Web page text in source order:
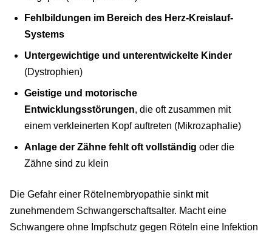
Fehlbildungen im Bereich des Herz-Kreislauf-
Systems
Untergewichtige und unterentwickelte Kinder
(Dystrophien)
Geistige und motorische
Entwicklungsstörungen, die oft zusammen mit
einem verkleinerten Kopf auftreten (Mikrozaphalie)
Anlage der Zähne fehlt oft vollständig oder die
Zähne sind zu klein
Die Gefahr einer Rötelnembryopathie sinkt mit
zunehmendem Schwangerschaftsalter. Macht eine
Schwangere ohne Impfschutz gegen Röteln eine Infektion